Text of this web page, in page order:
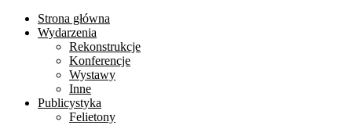
Strona główna
Wydarzenia
Rekonstrukcje
Konferencje
Wystawy
Inne
Publicystyka
Felietony